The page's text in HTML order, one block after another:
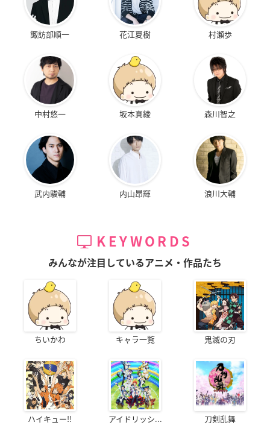
諏訪部順一 花江夏樹 村瀬歩
中村悠一 坂本真綾 森川智之
武内駿輔 内山昂輝 浪川大輔
KEYWORDS
みんなが注目しているアニメ・作品たち
ちいかわ キャラ一覧 鬼滅の刃
ハイキュー!! アイドリッシ... 刀剣乱舞